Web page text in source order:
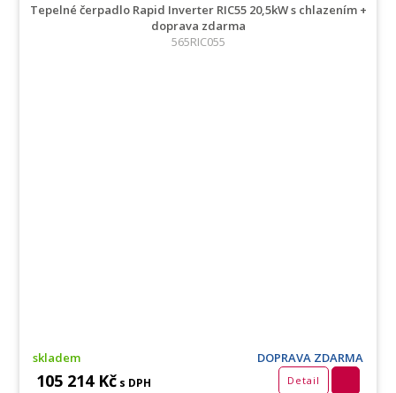
Tepelné čerpadlo Rapid Inverter RIC55 20,5kW s chlazením +
doprava zdarma
565RIC055
skladem DOPRAVA ZDARMA
105 214 Kč s DPH Detail